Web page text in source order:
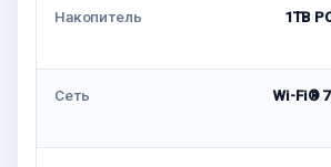
Накопитель
1TB
Сеть
Wi-Fi®